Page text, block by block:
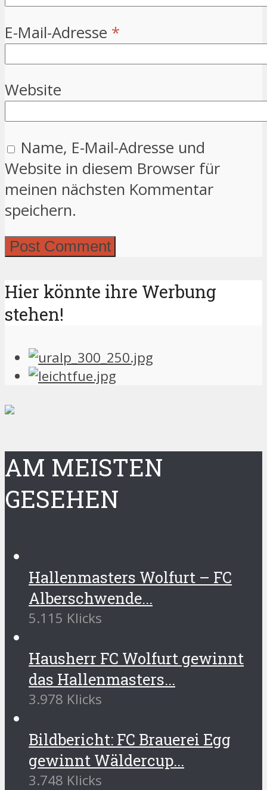
E-Mail-Adresse *
Website
Name, E-Mail-Adresse und
Website in diesem Browser für
meinen nächsten Kommentar
speichern.
Hier könnte ihre Werbung
stehen!
AM MEISTEN
GESEHEN
Hallenmasters Wolfurt – FC
Alberschwende...
5.115 Klicks
Hausherr FC Wolfurt gewinnt
das Hallenmasters...
3.978 Klicks
Bildbericht: FC Brauerei Egg
gewinnt Wäldercup...
3.748 Klicks